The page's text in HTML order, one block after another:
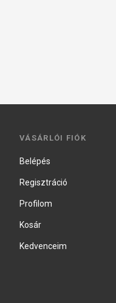
VÁSÁRLÓI FIÓK
Belépés
Regisztráció
Profilom
Kosár
Kedvenceim